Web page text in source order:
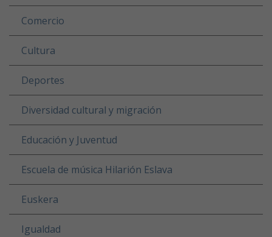
Comercio
Cultura
Deportes
Diversidad cultural y migración
Educación y Juventud
Escuela de música Hilarión Eslava
Euskera
Igualdad